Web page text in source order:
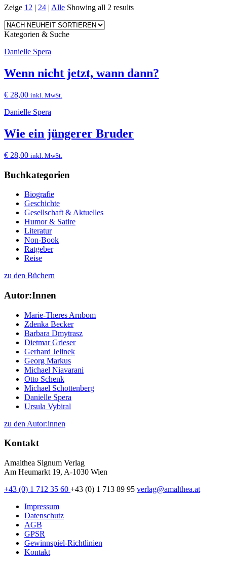
Zeige 12 | 24 | Alle Showing all 2 results
Kategorien & Suche
Danielle Spera
Wenn nicht jetzt, wann dann?
€ 28,00 inkl. MwSt.
Danielle Spera
Wie ein jüngerer Bruder
€ 28,00 inkl. MwSt.
Buchkategorien
Biografie
Geschichte
Gesellschaft & Aktuelles
Humor & Satire
Literatur
Non-Book
Ratgeber
Reise
zu den Büchern
Autor:Innen
Marie-Theres Arnbom
Zdenka Becker
Barbara Dmytrasz
Dietmar Grieser
Gerhard Jelinek
Georg Markus
Michael Niavarani
Otto Schenk
Michael Schottenberg
Danielle Spera
Ursula Vybiral
zu den Autor:innen
Kontakt
Amalthea Signum Verlag
Am Heumarkt 19, A-1030 Wien
+43 (0) 1 712 35 60 +43 (0) 1 713 89 95 verlag@amalthea.at
Impressum
Datenschutz
AGB
GPSR
Gewinnspiel-Richtlinien
Kontakt